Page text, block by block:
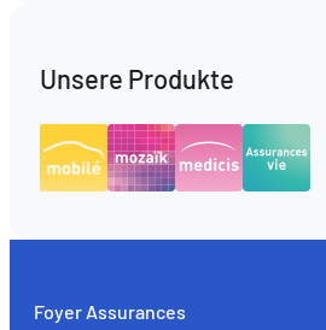
Unsere Produkte
Foyer Assurances